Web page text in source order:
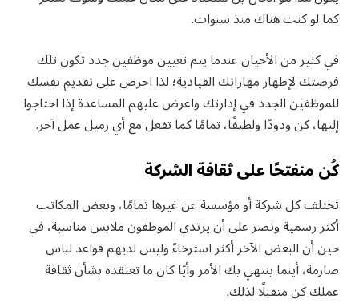
كما لو كنت هناك منذ سنوات.
في كثير من الأحيان عندما يتم تعيين موظفين جدد تكون تلك
فرصتك لإظهار مهاراتك القيادية؛ لذا احرص على تقديم نفسك
للموظفين الجدد في إدارتك واعرض عليهم المساعدة إذا احتاجوا
إليها، كن ودودًا ولطيفًا، تمامًا كما تفعل مع أي زميل عمل آخر.
كُن منفتحًا على ثقافة الشركة
تختلف كل شركة أو مؤسسة عن غيرها تمامًا، وبعض المكاتب
أكثر رسمية وتصر على أن يرتدي الموظفون ملابس مناسبة، في
حين أن البعض الآخر أكثر استرخاءً وليس لديهم قواعد لباس
صارمة، أينما ينتهي بك الأمر وأيًا كان ما تعتقده بشأن ثقافة
عملك كن متقبلًا لذلك.